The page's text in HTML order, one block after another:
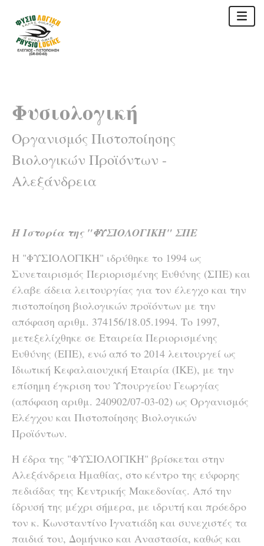
Φυσιολογική
Οργανισμός Πιστοποίησης
Βιολογικών Προϊόντων -
Αλεξάνδρεια
Η Ιστορία της "ΦΥΣΙΟΛΟΓΙΚΗ" ΣΠΕ
Η "ΦΥΣΙΟΛΟΓΙΚΗ" ιδρύθηκε το 1994 ως
Συνεταιρισμός Περιορισμένης Ευθύνης (ΣΠΕ) και
έλαβε άδεια λειτουργίας για τον έλεγχο και την
πιστοποίηση βιολογικών προϊόντων με την
απόφαση αριθμ. 374156/18.05.1994. Το 1997,
μετεξελίχθηκε σε Εταιρεία Περιορισμένης
Ευθύνης (ΕΠΕ), ενώ από το 2014 λειτουργεί ως
Ιδιωτική Κεφαλαιουχική Εταιρία (ΙΚΕ), με την
επίσημη έγκριση του Υπουργείου Γεωργίας
(απόφαση αριθμ. 240902/07-03-02) ως Οργανισμός
Ελέγχου και Πιστοποίησης Βιολογικών
Προϊόντων.
Η έδρα της "ΦΥΣΙΟΛΟΓΙΚΗ" βρίσκεται στην
Αλεξάνδρεια Ημαθίας, στο κέντρο της εύφορης
πεδιάδας της Κεντρικής Μακεδονίας. Από την
ίδρυσή της μέχρι σήμερα, με ιδρυτή και πρόεδρο
τον κ. Κωνσταντίνο Ιγνατιάδη και συνεχιστές τα
παιδιά του, Δομήνικο και Αναστασία, καθώς και